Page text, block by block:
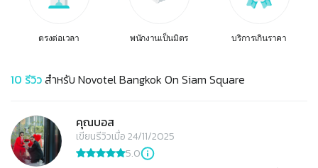
ตรงต่อเวลา พนักงานเป็นมิตร บริการเกินราคา
10 รีวิวสำหรับ Novotel Bangkok On Siam Square
คุณบอส
เขียนรีวิวเมื่อ 24/11/2025
5.0